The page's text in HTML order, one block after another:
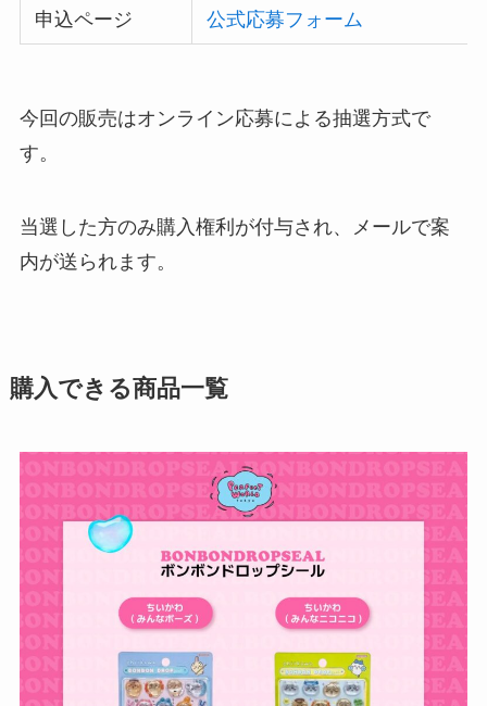
申込ページ 公式応募フォーム
今回の販売はオンライン応募による抽選方式で
す。
当選した方のみ購入権利が付与され、メールで案
内が送られます。
購入できる商品一覧